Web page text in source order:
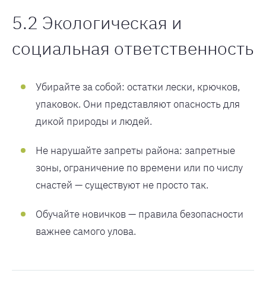
5.2 Экологическая и
социальная ответственность
Убирайте за собой: остатки лески, крючков,
упаковок. Они представляют опасность для
дикой природы и людей.
Не нарушайте запреты района: запретные
зоны, ограничение по времени или по числу
снастей — существуют не просто так.
Обучайте новичков — правила безопасности
важнее самого улова.